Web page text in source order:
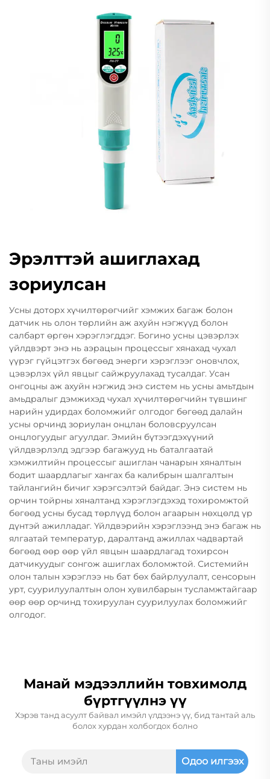
Эрэлттэй ашиглахад
зориулсан
Усны доторх хүчилтөрөгчийг хэмжих багаж болон
датчик нь олон төрлийн аж ахуйн нэгжүүд болон
салбарт өргөн хэрэглэгддэг. Богино усны цэвэрлэх
үйлдвэрт энэ нь аэрацын процессыг хянахад чухал
үүрэг гүйцэтгэх бөгөөд энерги хэрэглээг оновчлох,
цэвэрлэх үйл явцыг сайжруулахад тусалдаг. Усан
онгоцны аж ахуйн нэгжид энэ систем нь усны амьтдын
амьдралыг дэмжихэд чухал хүчилтөрөгчийн түвшинг
нарийн удирдах боломжийг олгодог бөгөөд далайн
усны орчинд зориулан онцлан боловсруулсан
онцлогуудыг агуулдаг. Эмийн бүтээгдэхүүний
үйлдвэрлэлд эдгээр багажууд нь баталгаатай
хэмжилтийн процессыг ашиглан чанарын хяналтын
бодит шаардлагыг хангах ба калибрын шалгалтын
тайлангийн бичиг хэрэгсэлтэй байдаг. Энэ систем нь
орчин тойрны хяналтанд хэрэглэгдэхэд тохиромжтой
бөгөөд усны бусад төрлүүд болон агаарын нөхцөлд үр
дүнтэй ажилладаг. Үйлдвэрийн хэрэглээнд энэ багаж нь
ялгаатай температур, даралтанд ажиллах чадвартай
бөгөөд өөр өөр үйл явцын шаардлагад тохирсон
датчикуудыг сонгож ашиглах боломжтой. Системийн
олон талын хэрэглээ нь бат бөх байрлуулалт, сенсорын
урт, суурилуулалтын олон хувилбарын тусламжтайгаар
өөр өөр орчинд тохируулан суурилуулах боломжийг
олгодог.
Манай мэдээллийн товхимолд
бүртгүүлнэ үү
Хэрэв танд асуулт байвал имэйл үлдээнэ үү, бид тантай аль
болох хурдан холбогдох болно
Одоо илгээх